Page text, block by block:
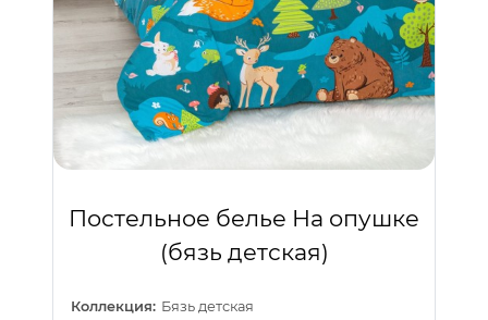
Постельное белье На опушке
(бязь детская)
Коллекция: Бязь детская